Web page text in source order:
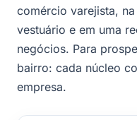
comércio varejista,
vestuário e em uma
negócios. Para
bairro: cada núcleo
empresa.